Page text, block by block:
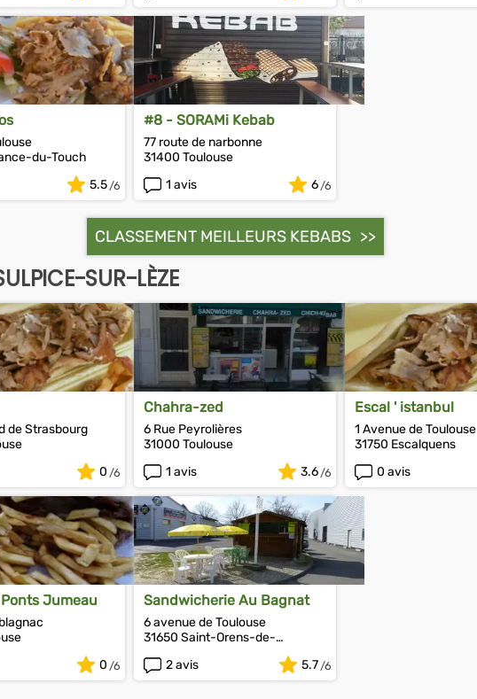
du-Touch
5.5
#8 - SORAMi Kebab
77 route de narbonne
31400 Toulouse
1 avis
6
CLASSEMENT MEILLEURS KEBABS
SUR-LÈZE
de Strasbourg
0
Chahra-zed
6 Rue Peyrolières
31000 Toulouse
1 avis
3.6
Escal ' istanbul
1 Avenue de Toulouse
31750 Escalquens
0 avis
Jumeau
0
Sandwicherie Au Bagnat
6 avenue de Toulouse
31650 Saint-Orens-de-
2 avis 5.7